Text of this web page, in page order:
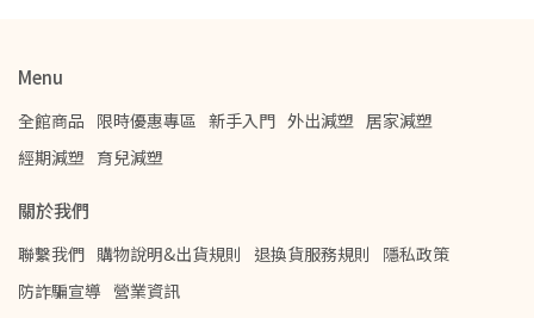
Menu
全館商品 限時優惠專區 新手入門 外出減塑 居家減塑
經期減塑 育兒減塑
關於我們
聯繫我們 購物說明&出貨規則 退換貨服務規則
隱私政策
防詐騙宣導 營業資訊